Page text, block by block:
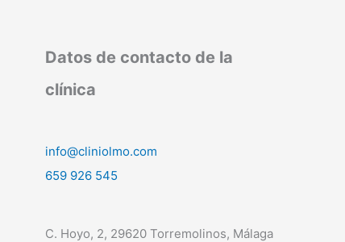
Datos de contacto de la
clínica
info@cliniolmo.com
659 926 545
C. Hoyo, 2, 29620 Torremolinos, Málaga